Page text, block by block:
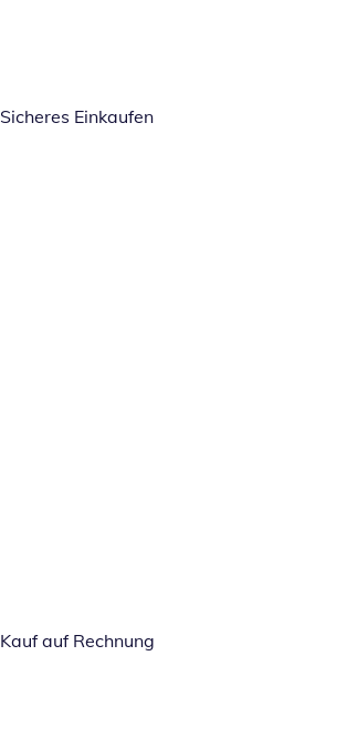
Sicheres Einkaufen
Kauf auf Rechnung